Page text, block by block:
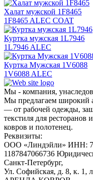
Халат мужской 1F8465
1F8465 ALEC COAT
Куртка мужская 1L7946
1L7946 ALEC
Куртка Мужская 1V6088
1V6088 ALEC
Мы - компания,
Мы предлагаем широкий
— от рабочей одежды,
текстиля для
ковров и полотенец.
Реквизиты:
ООО «Линдэйли» ИНН:
1187847066736
Санкт-Петербург,
Ул. Софийская, д. 8, к. 1,